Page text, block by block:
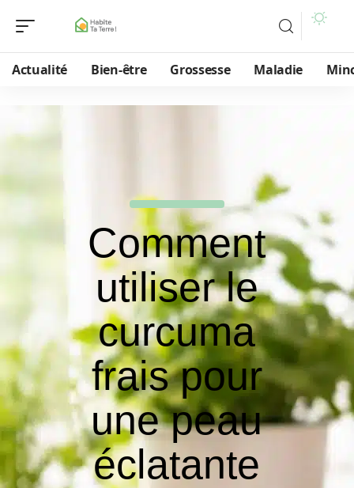
Actualité Bien-être Grossesse Maladie
Comment
utiliser le
curcuma
frais pour
une peau
éclatante